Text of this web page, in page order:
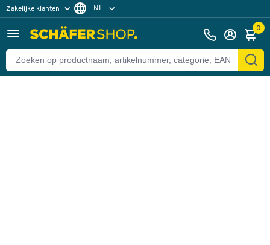
Zakelijke klanten
Particuliere klanten
NL
0
Terug